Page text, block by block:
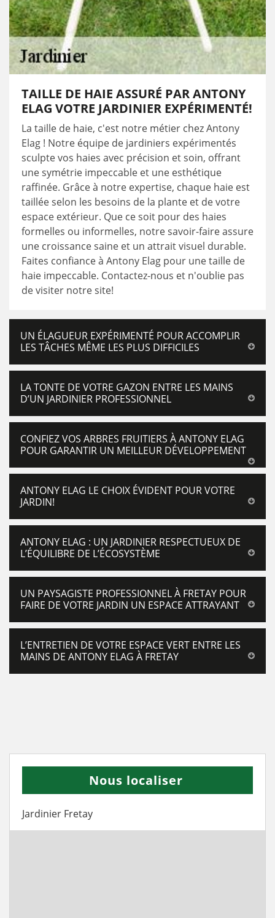
TAILLE DE HAIE ASSURÉ PAR ANTONY
ELAG VOTRE JARDINIER EXPÉRIMENTÉ!
La taille de haie, c'est notre métier chez Antony
Elag ! Notre équipe de jardiniers expérimentés
sculpte vos haies avec précision et soin, offrant
une symétrie impeccable et une esthétique
raffinée. Grâce à notre expertise, chaque haie est
taillée selon les besoins de la plante et de votre
espace extérieur. Que ce soit pour des haies
formelles ou informelles, notre savoir-faire assure
une croissance saine et un attrait visuel durable.
Faites confiance à Antony Elag pour une taille de
haie impeccable. Contactez-nous et n'oublie pas
de visiter notre site!
UN ÉLAGUEUR EXPÉRIMENTÉ POUR ACCOMPLIR
LES TÂCHES MÊME LES PLUS DIFFICILES
LA TONTE DE VOTRE GAZON ENTRE LES MAINS
D’UN JARDINIER PROFESSIONNEL
CONFIEZ VOS ARBRES FRUITIERS À ANTONY ELAG
POUR GARANTIR UN MEILLEUR DÉVELOPPEMENT
ANTONY ELAG LE CHOIX ÉVIDENT POUR VOTRE
JARDIN!
ANTONY ELAG : UN JARDINIER RESPECTUEUX DE
L’ÉQUILIBRE DE L’ÉCOSYSTÈME
UN PAYSAGISTE PROFESSIONNEL À FRETAY POUR
FAIRE DE VOTRE JARDIN UN ESPACE ATTRAYANT
L’ENTRETIEN DE VOTRE ESPACE VERT ENTRE LES
MAINS DE ANTONY ELAG À FRETAY
Nous localiser
Jardinier Fretay